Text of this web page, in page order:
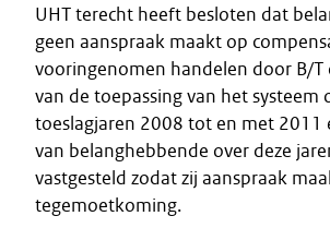
UHT terecht heeft besloten dat
geen aanspraak maakt op
vooringenomen handelen door B/T
van de toepassing van het systeem
toeslagjaren 2008 tot en met 2011
van belanghebbende over deze
vastgesteld zodat zij aanspraak
tegemoetkoming.